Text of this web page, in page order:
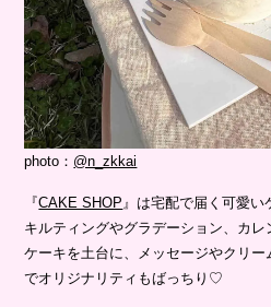
photo： @n_zkkai
『CAKE SHOP』は宅配で届く可愛い
キルティングやグラデーション、カ
ケーキを土台に、メッセージやクリ
でオリジナリティもばっちり♡